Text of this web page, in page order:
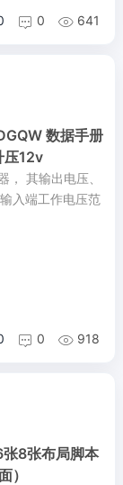
 0  641
数据手册
压12v
其输出电压、
入端工作电压范
 0  918
8张布局脚本
）